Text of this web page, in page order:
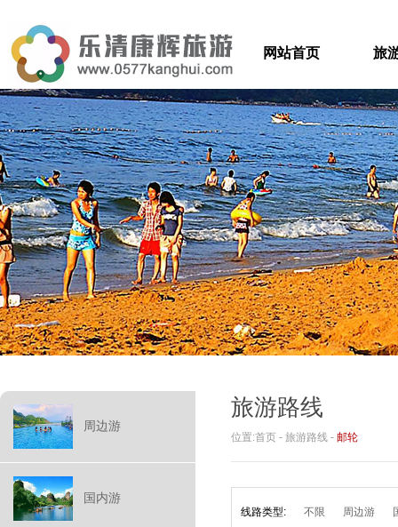
网站首页 旅
周边游
国内游
旅游路线
位置:首页 - 旅游路线 - 邮轮
线路类型: 不限 周边游